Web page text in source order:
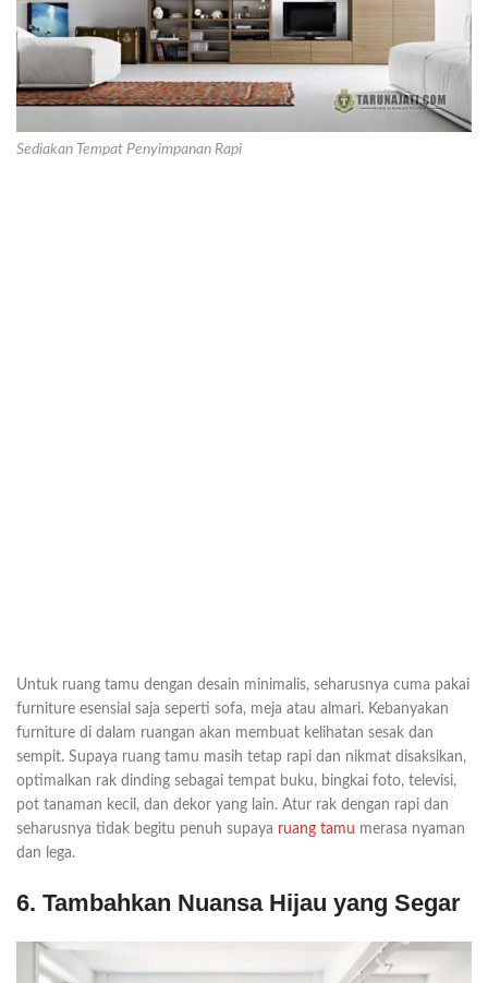
Sediakan Tempat Penyimpanan Rapi
Untuk ruang tamu dengan desain minimalis, seharusnya cuma pakai
furniture esensial saja seperti sofa, meja atau almari. Kebanyakan
furniture di dalam ruangan akan membuat kelihatan sesak dan
sempit. Supaya ruang tamu masih tetap rapi dan nikmat disaksikan,
optimalkan rak dinding sebagai tempat buku, bingkai foto, televisi,
pot tanaman kecil, dan dekor yang lain. Atur rak dengan rapi dan
seharusnya tidak begitu penuh supaya ruang tamu merasa nyaman
dan lega.
6. Tambahkan Nuansa Hijau yang Segar